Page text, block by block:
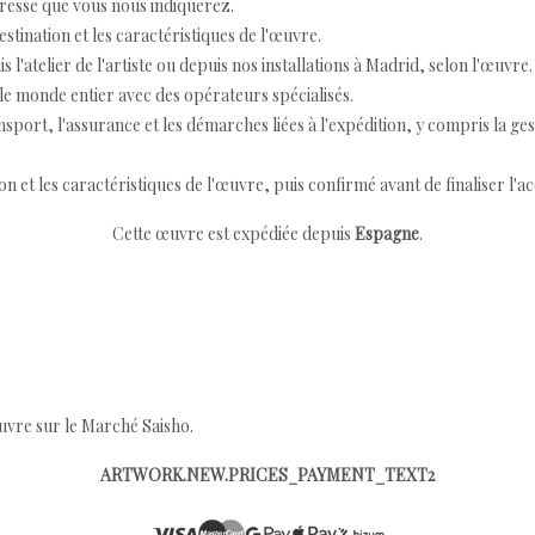
que vous nous indiquerez.
et les caractéristiques de l'œuvre.
l'atelier de l'artiste ou depuis nos installations à Madrid, selon l'œuvre.
monde entier avec des opérateurs spécialisés.
l'assurance et les démarches liées à l'expédition, y compris la
et les caractéristiques de l'œuvre, puis confirmé avant de finaliser
Cette œuvre est expédiée depuis Espagne.
sur le Marché Saisho.
ARTWORK.NEW.PRICES_PAYMENT_TEXT2